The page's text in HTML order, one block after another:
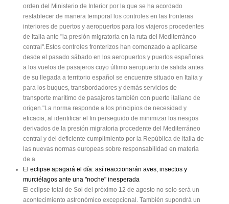
orden del Ministerio de Interior por la que se ha acordado
restablecer de manera temporal los controles en las fronteras
interiores de puertos y aeropuertos para los viajeros procedentes
de Italia ante "la presión migratoria en la ruta del Mediterráneo
central".Estos controles fronterizos han comenzado a aplicarse
desde el pasado sábado en los aeropuertos y puertos españoles
a los vuelos de pasajeros cuyo último aeropuerto de salida antes
de su llegada a territorio español se encuentre situado en Italia y
para los buques, transbordadores y demás servicios de
transporte marítimo de pasajeros también con puerto italiano de
origen."La norma responde a los principios de necesidad y
eficacia, al identificar el fin perseguido de minimizar los riesgos
derivados de la presión migratoria procedente del Mediterráneo
central y del deficiente cumplimiento por la República de Italia de
las nuevas normas europeas sobre responsabilidad en materia
de a
El eclipse apagará el día: así reaccionarán aves, insectos y
murciélagos ante una "noche" inesperada
El eclipse total de Sol del próximo 12 de agosto no solo será un
acontecimiento astronómico excepcional. También supondrá un